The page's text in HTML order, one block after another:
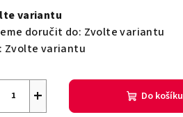
variantu
doručit do: Zvolte variantu
Zvolte variantu
+ Do košíku